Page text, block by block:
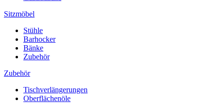
Sitzmöbel
Stühle
Barhocker
Bänke
Zubehör
Zubehör
Tischverlängerungen
Oberflächenöle